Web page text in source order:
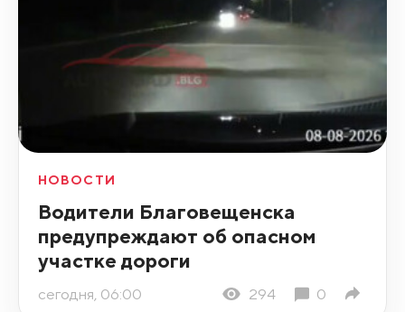
НОВОСТИ
Водители Благовещенска
предупреждают об опасном
участке дороги
сегодня, 06:00 294 0